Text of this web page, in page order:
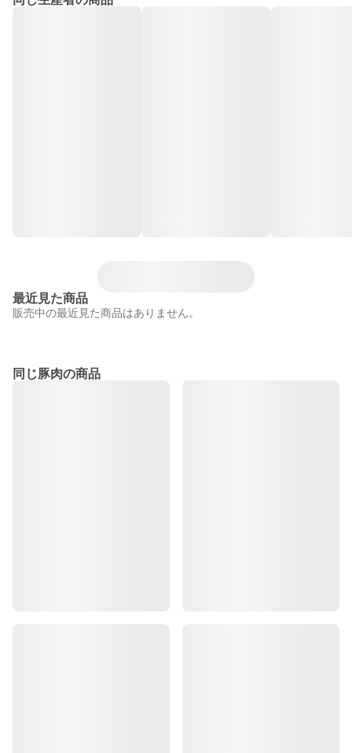
最近見た商品
販売中の最近見た商品はありません。
同じ豚肉の商品